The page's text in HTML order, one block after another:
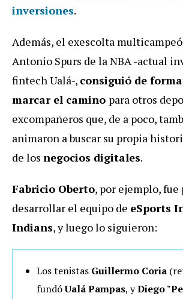
inversiones.
Además, el exescolta
Antonio Spurs de la NBA -actual
fintech Ualá-, consiguió de
marcar el camino para otros
excompañeros que, de a poco,
animaron a buscar su propia
de los negocios digitales.
Fabricio Oberto, por ejemplo,
desarrollar el equipo de eSports
Indians, y luego lo siguieron:
Los tenistas Guillermo Coria
fundóUalá Pampas, yDiego